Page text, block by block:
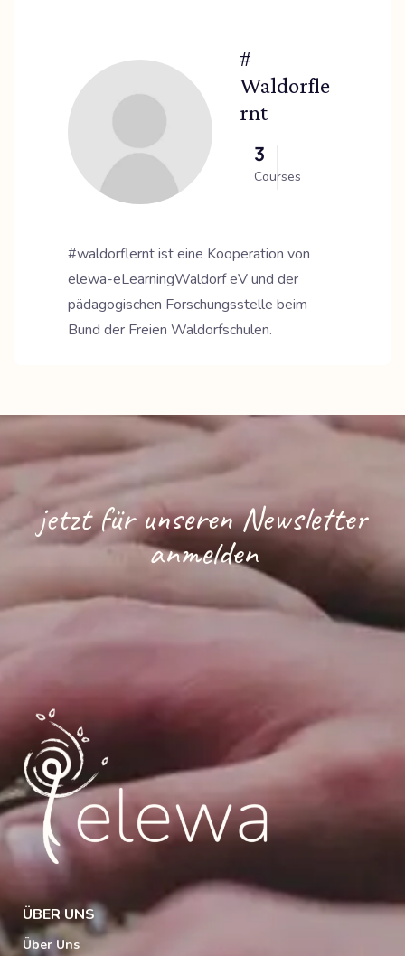
#
Waldorfle
Rnt
3
Courses
#waldorflernt ist eine Kooperation von
elewa-eLearningWaldorf eV und der
pädagogischen Forschungsstelle beim
Bund der Freien Waldorfschulen.
jetzt für unseren Newsletter
anmelden
ÜBER UNS
Über Uns